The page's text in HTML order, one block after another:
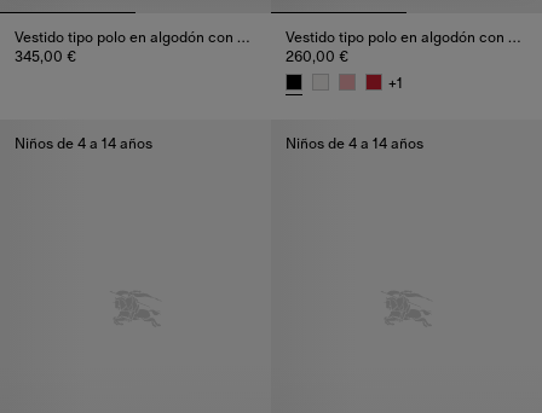
Vestido tipo polo en algodón con detalle Check
345,00 €
Vestido tipo polo en algodón con detalle Check, 345,00 €
Vestido tipo polo en algodón con detalles Check
260,00 €
+1
Niños de 4 a 14 años Niños de 4 a 14 años